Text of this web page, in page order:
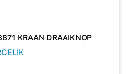
KRAAN DRAAIKNOP